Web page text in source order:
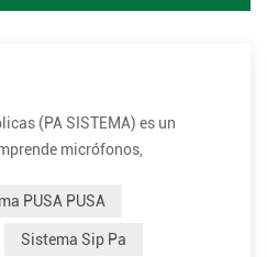
(PA SISTEMA) es un
micrófonos,
de una voz humana,
de sonido acústica o
PUSA PUSA
Sistema Sip Pa